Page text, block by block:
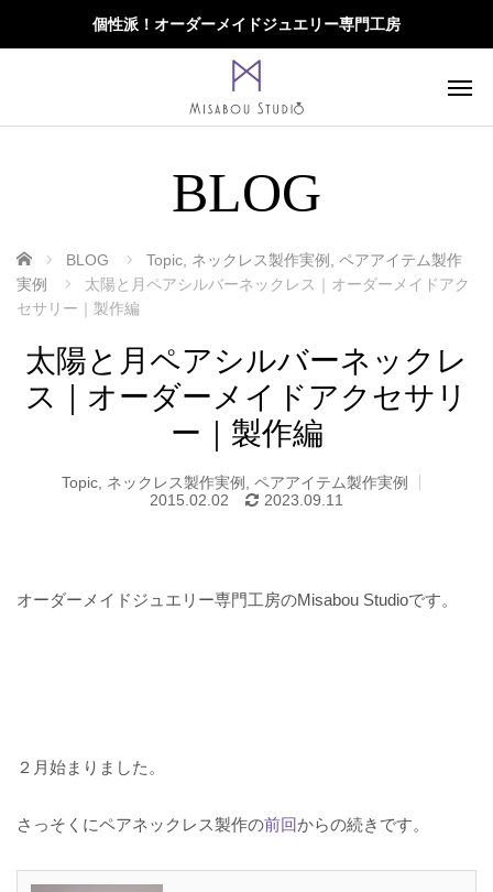
個性派！オーダーメイドジュエリー専門工房
BLOG
ホーム BLOG Topic, ネックレス製作実例 , ペアアイテム製作
実例
太陽と月ペアシルバーネックレス｜オーダーメイドアク
セサリー｜製作編
太陽と月ペアシルバーネックレ
ス｜オーダーメイドアクセサリ
ー｜製作編
Topic, ネックレス製作実例 , ペアアイテム製作実例
2015.02.02
2023.09.11
オーダーメイドジュエリー専門工房のMisabou Studioです。
２月始まりました。
さっそくにペアネックレス製作の前回からの続きです。